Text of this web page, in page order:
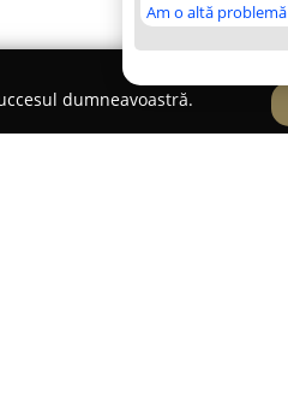
Am o altă problemă
dumneavoastră.